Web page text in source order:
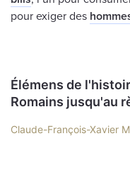
pour exiger des
Élémens de
Romains jusqu'au
Claude-François-Xavier